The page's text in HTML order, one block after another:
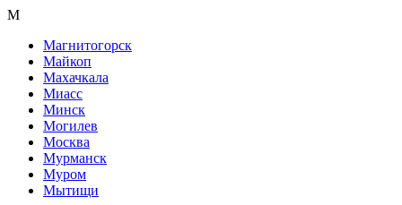
М
Магнитогорск
Майкоп
Махачкала
Миасс
Минск
Могилев
Москва
Мурманск
Муром
Мытищи